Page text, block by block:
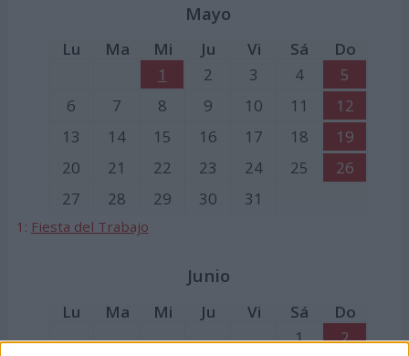
Mayo
Lu Ma Mi Ju Vi Sá
Do
1
2 3 4
5
6
7 8 9 10 11
12
13
14 15 16 17 18
19
20
21 22 23 24 25
26
27
28 29 30 31
1: Fiesta del Trabajo
Junio
Lu Ma Mi Ju Vi Sá
Do
1
2